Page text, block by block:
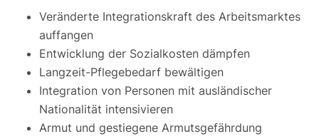
Veränderte Integrationskraft des Arbeitsmarktes
auffangen
Entwicklung der Sozialkosten dämpfen
Langzeit-Pflegebedarf bewältigen
Integration von Personen mit ausländischer
Nationalität intensivieren
Armut und gestiegene Armutsgefährdung